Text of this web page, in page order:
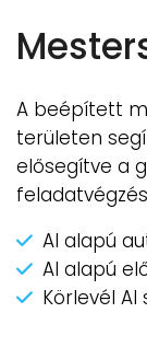
A beépített
területen
elősegítve a
AI alapú
AI alapú
Körlevél AI